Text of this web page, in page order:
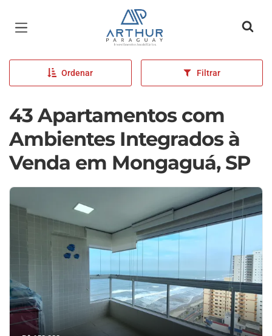
Página inicial
Ordenar Filtrar
43 Apartamentos com
Ambientes Integrados à
Venda em Mongaguá, SP